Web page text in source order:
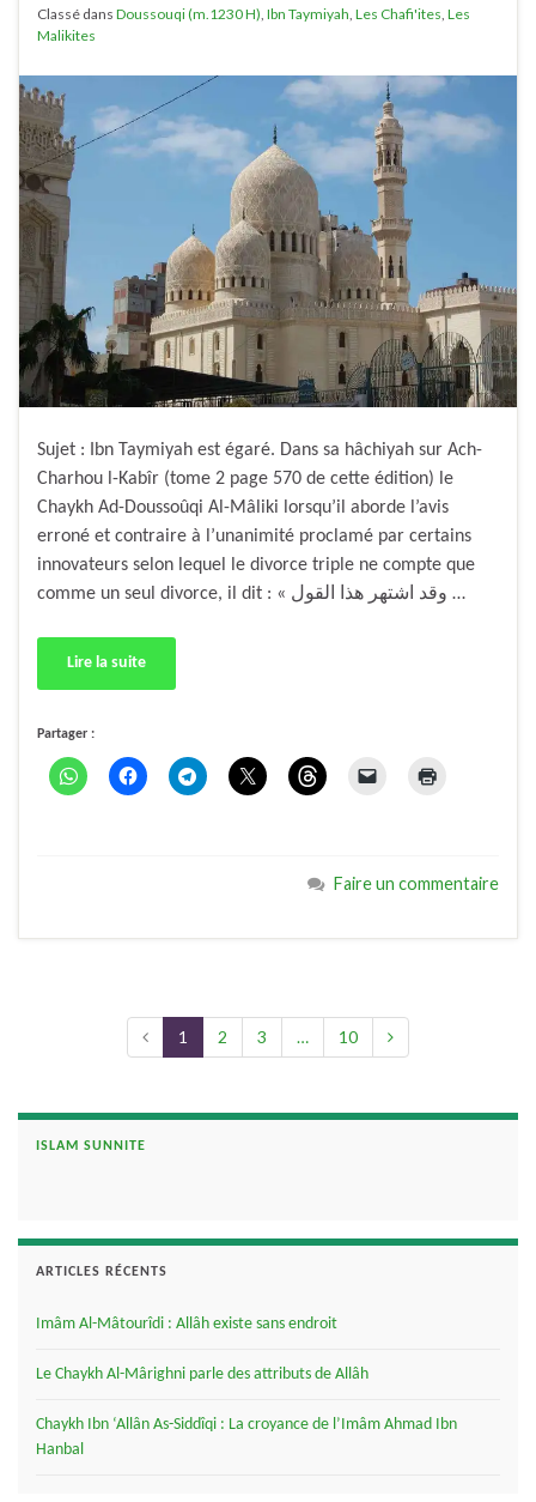
Classé dans Doussouqi (m.1230 H), Ibn Taymiyah, Les Chafi'ites, Les
Malikites
Sujet : Ibn Taymiyah est égaré. Dans sa hâchiyah sur Ach-
Charhou l-Kabîr (tome 2 page 570 de cette édition) le
Chaykh Ad-Doussoûqi Al-Mâliki lorsqu’il aborde l’avis
erroné et contraire à l’unanimité proclamé par certains
innovateurs selon lequel le divorce triple ne compte que
comme un seul divorce, il dit : « وقد اشتهر هذا القول …
Lire la suite
Partager :
Faire un commentaire
1 2 3 … 10
ISLAM SUNNITE
ARTICLES RÉCENTS
Imâm Al-Mâtourîdi : Allâh existe sans endroit
Le Chaykh Al-Mârighni parle des attributs de Allâh
Chaykh Ibn ‘Allân As-Siddîqi : La croyance de l’Imâm Ahmad Ibn
Hanbal